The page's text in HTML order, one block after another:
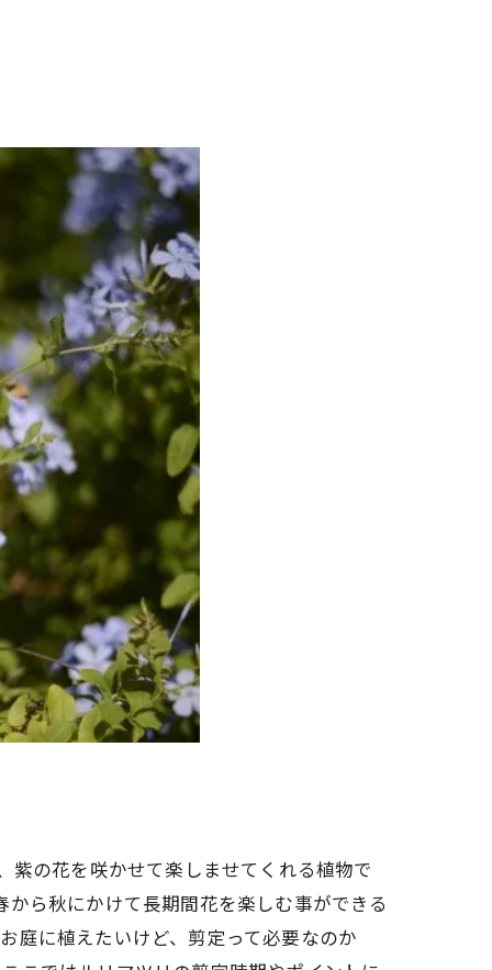
紫の花を咲かせて楽しませてくれる植物で
ら秋にかけて長期間花を楽しむ事ができる
庭に植えたいけど、剪定って必要なのか